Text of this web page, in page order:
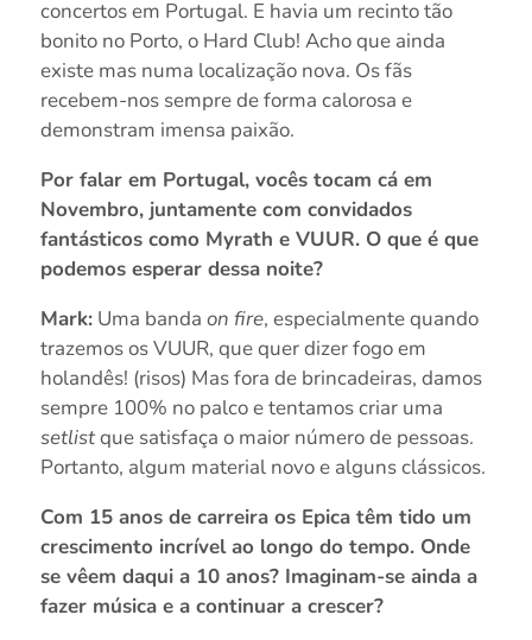
concertos em Portugal. E havia um recinto tão
bonito no Porto, o Hard Club! Acho que ainda
existe mas numa localização nova. Os fãs
recebem-nos sempre de forma calorosa e
demonstram imensa paixão.
Por falar em Portugal, vocês tocam cá em
Novembro, juntamente com convidados
fantásticos como Myrath e VUUR. O que é que
podemos esperar dessa noite?
Mark:Uma banda on fire, especialmente quando
trazemos os VUUR, que quer dizer fogo em
holandês! (risos) Mas fora de brincadeiras, damos
sempre 100% no palco e tentamos criar uma
setlistque satisfaça o maior número de pessoas.
Portanto, algum material novo e alguns clássicos.
Com 15 anos de carreira os Epica têm tido um
crescimento incrível ao longo do tempo. Onde
se vêem daqui a 10 anos? Imaginam-se ainda a
fazer música e a continuar a crescer?